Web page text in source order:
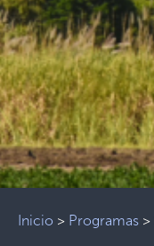
Inicio > Programas >